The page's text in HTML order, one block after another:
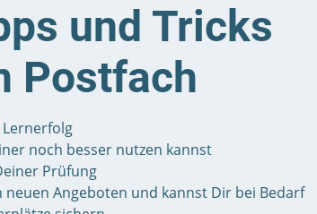
und Tricks
Postfach
noch besser nutzen kannst
Prüfung
Angeboten und kannst Dir bei Bedarf